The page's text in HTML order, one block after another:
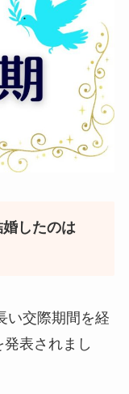
したのは
い交際期間を経
表されまし